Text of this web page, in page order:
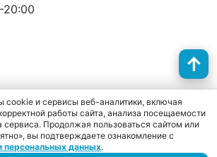
и сервисы веб-аналитики, включая
работы сайта, анализа посещаемости
сервиса. Продолжая пользоваться сайтом или
вы подтверждаете ознакомление с
персональных данных.